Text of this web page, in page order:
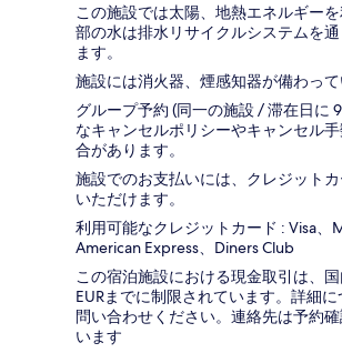
この施設では太陽、地熱エネルギー
部の水は排水リサイクルシステムを
ます。
施設には消火器、煙感知器が備わって
グループ予約 (同一の施設 / 滞在日に
なキャンセルポリシーやキャンセル
合があります。
施設でのお支払いには、クレジット
いただけます。
利用可能なクレジットカード : Visa、
American Express、Diners Club
この宿泊施設における現金取引は、
EURまでに制限されています。詳細
問い合わせください。連絡先は予約
います